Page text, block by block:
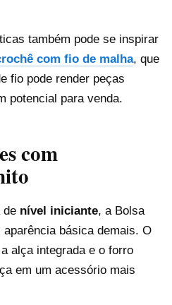
também pode se inspirar
com fio de malha, que
fio pode render peças
potencial para venda.
com
de nível iniciante, a Bolsa
básica demais. O
alça integrada e o forro
em um acessório mais